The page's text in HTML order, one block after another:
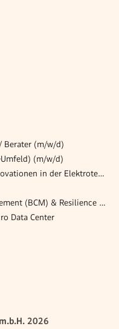
Berater (m/w/d)
(m/w/d)
Technical Product Manager:in für Innovationen in der Elektrotechnik (m/w/d)
Expert:in Business Continuity Management (BCM) & Resilience Advisory
Data Center
2026